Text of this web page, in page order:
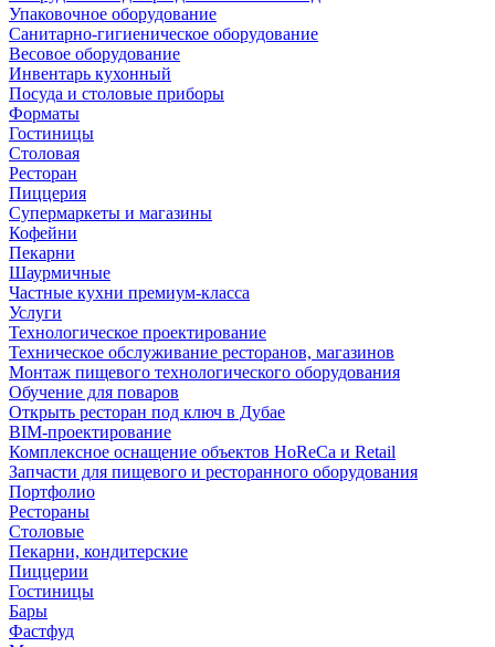
Упаковочное оборудование
Санитарно-гигиеническое оборудование
Весовое оборудование
Инвентарь кухонный
Посуда и столовые приборы
Форматы
Гостиницы
Столовая
Ресторан
Пиццерия
Супермаркеты и магазины
Кофейни
Пекарни
Шаурмичные
Частные кухни премиум-класса
Услуги
Технологическое проектирование
Техническое обслуживание ресторанов, магазинов
Монтаж пищевого технологического оборудования
Обучение для поваров
Открыть ресторан под ключ в Дубае
BIM-проектирование
Комплексное оснащение объектов HoReCa и Retail
Запчасти для пищевого и ресторанного оборудования
Портфолио
Рестораны
Столовые
Пекарни, кондитерские
Пиццерии
Гостиницы
Бары
Фастфуд